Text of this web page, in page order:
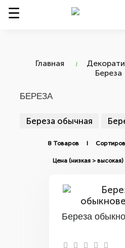
Главная
Береза
БЕРЕЗА
Береза обычная
8 Товаров I
Береза